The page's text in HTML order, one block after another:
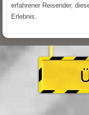
erfahrener Reisender,
Erlebnis.